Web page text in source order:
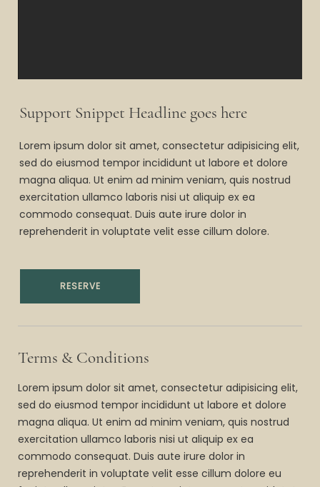
Support Snippet Headline goes here
Lorem ipsum dolor sit amet, consectetur adipisicing elit,
sed do eiusmod tempor incididunt ut labore et dolore
magna aliqua. Ut enim ad minim veniam, quis nostrud
exercitation ullamco laboris nisi ut aliquip ex ea
commodo consequat. Duis aute irure dolor in
reprehenderit in voluptate velit esse cillum dolore.
RESERVE
Terms & Conditions
Lorem ipsum dolor sit amet, consectetur adipisicing elit,
sed do eiusmod tempor incididunt ut labore et dolore
magna aliqua. Ut enim ad minim veniam, quis nostrud
exercitation ullamco laboris nisi ut aliquip ex ea
commodo consequat. Duis aute irure dolor in
reprehenderit in voluptate velit esse cillum dolore eu